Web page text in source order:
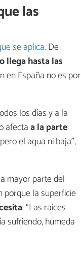
las
se aplica. De
llega hasta las
en España no es por
los días y a la
afectaa la parte
el agua ni baja”,
mayor parte del
porque la superficie
. “Las raíces
sufriendo, húmeda